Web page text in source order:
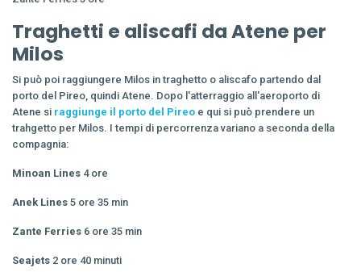
Traghetti e aliscafi da Atene per
Milos
Si può poi raggiungere Milos in traghetto o aliscafo partendo dal
porto del Pireo, quindi Atene. Dopo l'atterraggio all'aeroporto di
Atene si raggiunge il porto del Pireo e qui si può prendere un
trahgetto per Milos. I tempi di percorrenza variano a seconda della
compagnia:
Minoan Lines 4 ore
Anek Lines 5 ore 35 min
Zante Ferries 6 ore 35 min
Seajets 2 ore 40 minuti